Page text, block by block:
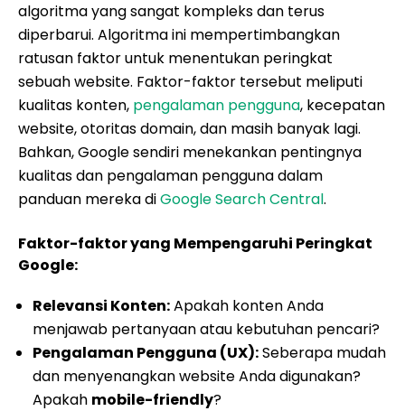
algoritma yang sangat kompleks dan terus
diperbarui. Algoritma ini mempertimbangkan
ratusan faktor untuk menentukan peringkat
sebuah website. Faktor-faktor tersebut meliputi
kualitas konten, pengalaman pengguna, kecepatan
website, otoritas domain, dan masih banyak lagi.
Bahkan, Google sendiri menekankan pentingnya
kualitas dan pengalaman pengguna dalam
panduan mereka diGoogle Search Central.
Faktor-faktor yang Mempengaruhi Peringkat
Google:
Relevansi Konten:Apakah konten Anda
menjawab pertanyaan atau kebutuhan pencari?
Pengalaman Pengguna (UX):Seberapa mudah
dan menyenangkan website Anda digunakan?
Apakah mobile-friendly?